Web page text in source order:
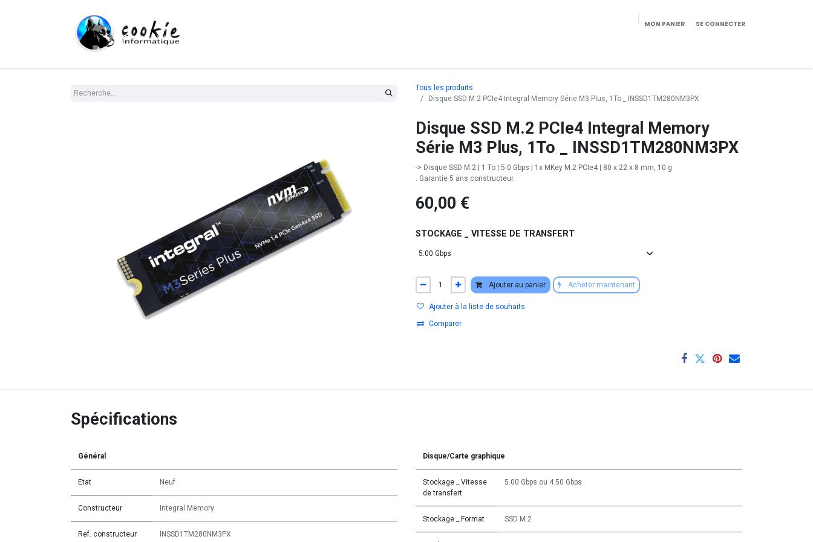
MON PANIER SE CONNECTER
Tous les produits
Disque SSD M.2 PCIe4 Integral Memory Série M3 Plus, 1To _ INSSD1TM280NM3PX
Disque SSD M.2 PCIe4 Integral Memory
Série M3 Plus, 1To _ INSSD1TM280NM3PX
-> Disque SSD M.2 | 1 To | 5.0 Gbps | 1x MKey M.2 PCIe4 | 80 x 22 x 8 mm, 10 g
. Garantie 5 ans constructeur.
60,00 €
STOCKAGE _ VITESSE DE TRANSFERT
Ajouter au panier Acheter maintenant
Ajouter à la liste de souhaits
Comparer
Spécifications
Général
Etat Neuf
Constructeur Integral Memory
Ref. constructeur INSSD1TM280NM3PX
Disque/Carte graphique
Stockage _ Vitesse
de transfert
5.00 Gbps ou 4.50 Gbps
Stockage _ Format SSD M.2